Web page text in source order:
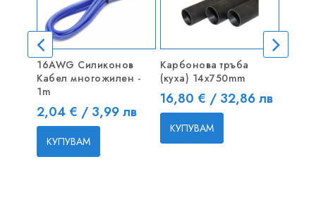
16AWG Силиконов
Кабел многожилен -
1m
Цена
2,04 € / 3,99 лв
КУПУВАМ
Карбонова тръба
(куха) 14x750mm
Цена
16,80 € / 32,86 лв
КУПУВАМ